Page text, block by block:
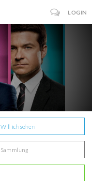
LOGIN
Will ich sehen
Sammlung